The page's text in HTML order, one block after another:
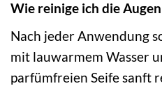
Wie reinige ich die
Nach jeder Anwendung
mit lauwarmem Wasser
parfümfreien Seife sanft